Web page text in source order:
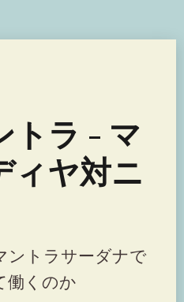
トラ - マ
ィヤ対ニ
ントラサーダナで
働くのか